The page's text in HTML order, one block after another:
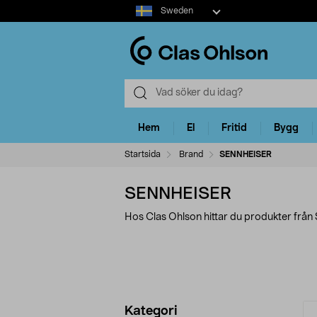
Select
market
Sweden
Hem El Fritid Bygg
Startsida Brand SENNHEISER
SENNHEISER
Hos Clas Ohlson hittar du produkter från
Förfina
Kategori